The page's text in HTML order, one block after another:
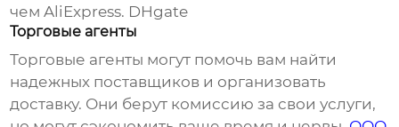
чем AliExpress. DHgate
Торговые агенты
Торговые агенты могут помочь вам найти
надежных поставщиков и организовать
доставку. Они берут комиссию за свои услуги,